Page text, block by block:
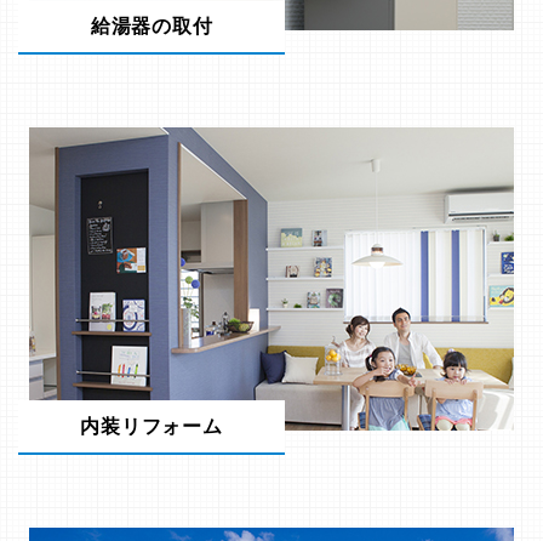
給湯器の取付
内装リフォーム